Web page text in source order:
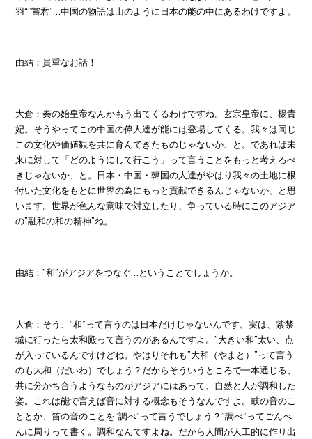
羽“”嘗君”…中国の物語は山のように日本の能の中にあるわけですよ。
由結：貴重なお話！
大倉：秦の始皇帝なんかもう出てくるわけですね。玄宗皇帝に、楊貴
妃。そうやってこの中国の偉人達が能には登場してくる。我々は同じ
この文化や価値観を共に育んできたものじゃないか、と。であれば未
来に対して「どのようにして行こう」って言うことをもっと考えるべ
きじゃないか、と。日本・中国・韓国の人達がやはり我々の土地に根
付いた文化をもとに世界の為にもっと貢献できるんじゃないか、と思
います。世界が色んな意味で対立したり、争っている時にこのアジア
の”融和の和の精神”ね。
由結：”和”がアジアをつなぐ…ということでしょうか。
大倉：そう、”和”って言うのは日本だけじゃないんです。実は、紫禁
城に行ったら太和殿って言うのがあるんですよ。”大きい和”太い、点
が入っているんですけどね。やはりそれも”大和（やまと）”って言う
のも大和（だいわ）でしょう？だからそういうところで一本通じる、
共に分かち合うようなものがアジアにはあって、自然と人が調和した
姿。これは能で言えば音に対する概念もそうなんですよ。鼓の音のこ
ととか、笛の音のことを”調べ”って言うでしょう？”調べ”ってごんべ
んに周りって書く。調和なんですよね。だから人間が人工的に作り出